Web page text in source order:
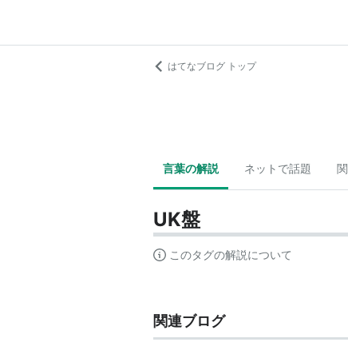
はてなブログ トップ
言葉の解説 ネットで話題
UK盤
このタグの解説について
関連ブログ